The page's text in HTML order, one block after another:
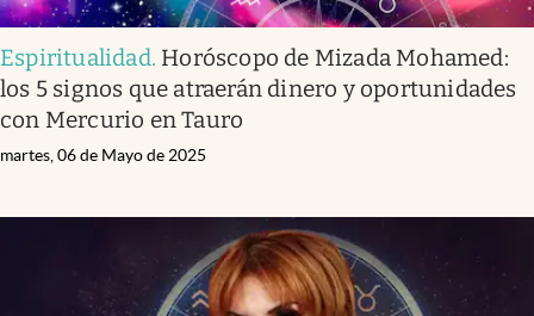
Espiritualidad. Horóscopo de Mizada Mohamed:
los 5 signos que atraerán dinero y oportunidades
con Mercurio en Tauro
martes, 06 de Mayo de 2025